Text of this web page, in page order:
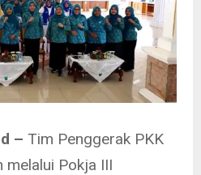
– Tim Penggerak PKK
melalui Pokja III